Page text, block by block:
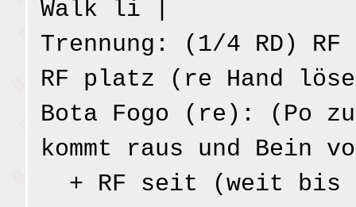
Walk li |
Trennung: (1/4 RD)
RF platz (re Hand
Bota Fogo (re): (Po
kommt raus und Bein
+ RF seit (weit bis